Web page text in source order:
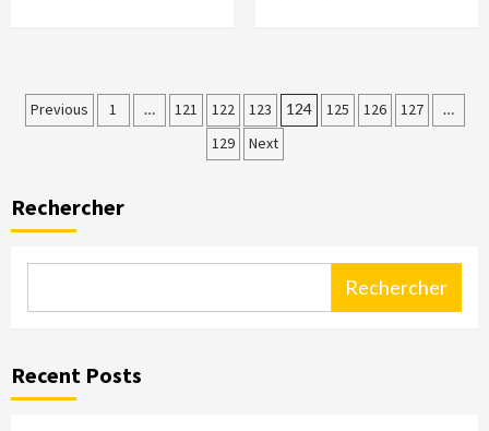
Pagination
publications
Previous 1 … 121 122 123 124 125 126 127 …
129 Next
Rechercher
Rechercher
Recent Posts